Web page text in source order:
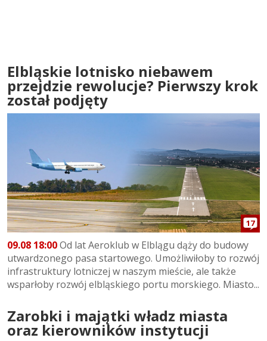
Elbląskie lotnisko niebawem
przejdzie rewolucje? Pierwszy krok
został podjęty
17
09.08 18:00Od lat Aeroklub w Elblągu dąży do budowy
utwardzonego pasa startowego. Umożliwiłoby to rozwój
infrastruktury lotniczej w naszym mieście, ale także
wsparłoby rozwój elbląskiego portu morskiego. Miasto...
Zarobki i majątki władz miasta
oraz kierowników instytucji